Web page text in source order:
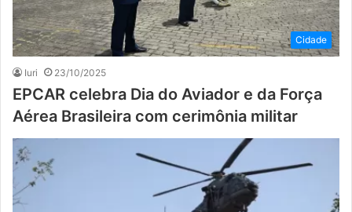
Cidade
Iuri 23/10/2025
EPCAR celebra Dia do Aviador e da Força
Aérea Brasileira com cerimônia militar